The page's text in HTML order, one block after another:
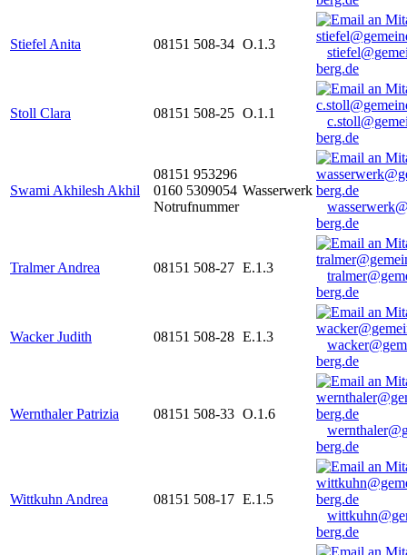
Stiefel Anita 08151 508-34 O.1.3
berg.de
Stoll Clara 08151 508-25 O.1.1
berg.de
Swami Akhilesh Akhil
08151 953296
0160 5309054
Notrufnummer
Wasserwerk
berg.de
Tralmer Andrea 08151 508-27 E.1.3
berg.de
Wacker Judith 08151 508-28 E.1.3
berg.de
Wernthaler Patrizia 08151 508-33 O.1.6
berg.de
Wittkuhn Andrea 08151 508-17 E.1.5
berg.de